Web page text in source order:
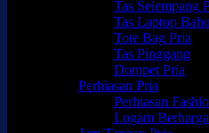
Tas Selempang
Tas Laptop
Tote Bag Pria
Tas Pinggang
Dompet Pria
Perhiasan Pria
Perhiasan
Logam Berharga